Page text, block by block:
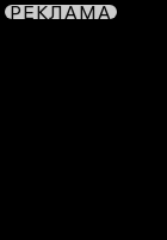
РЕКЛАМА